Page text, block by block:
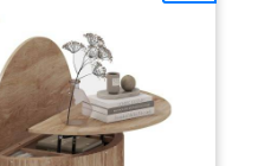
facilement télécommandes,
pour un espace toujours
ADAPTÉE À LA
conçue pour les familles
cette table basse ovale
grâce à ses bords arrondis qui
de chocs. Son système de
efficacement vos affaires des